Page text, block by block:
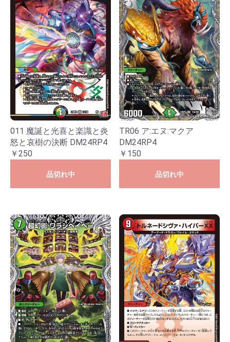
011 魔誕と光喜と楽識と炎
怒と哀樹の決断 DM24RP4
￥250
品切れ中
TR06 ア:エヌ:マクア
DM24RP4
￥150
品切れ中